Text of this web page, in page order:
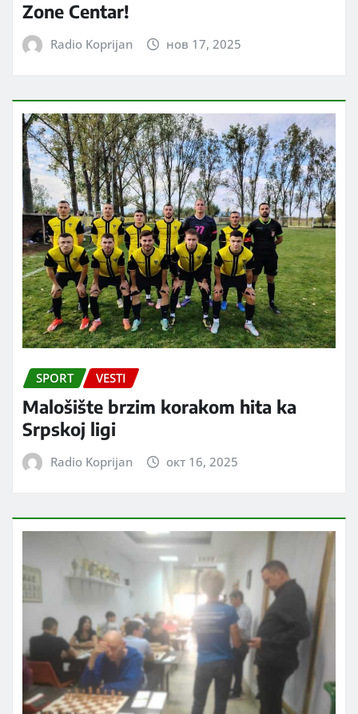
Zone Centar!
Radio Koprijan нов 17, 2025
SPORT VESTI
Malošište brzim korakom hita ka
Srpskoj ligi
Radio Koprijan окт 16, 2025